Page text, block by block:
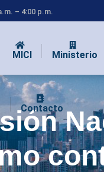
– 4:00 p.m.
MICI Ministerio
Contacto